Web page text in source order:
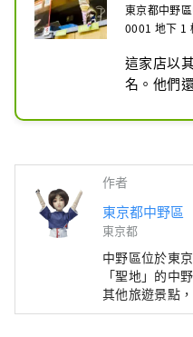
東京都中野
0001 地下 1
這家店以
名。他們
作者
東京都中野區
東京都
中野區位於東
「聖地」的中
其他旅遊景點
食。 中野站週